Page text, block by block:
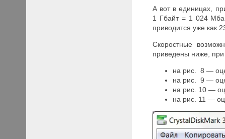
А вот в единицах,
1 Гбайт = 1 024
приводится уже как
Скоростные
приведены ниже, при
на рис. 8 —
на рис. 9 —
на рис. 10 —
на рис. 11 —